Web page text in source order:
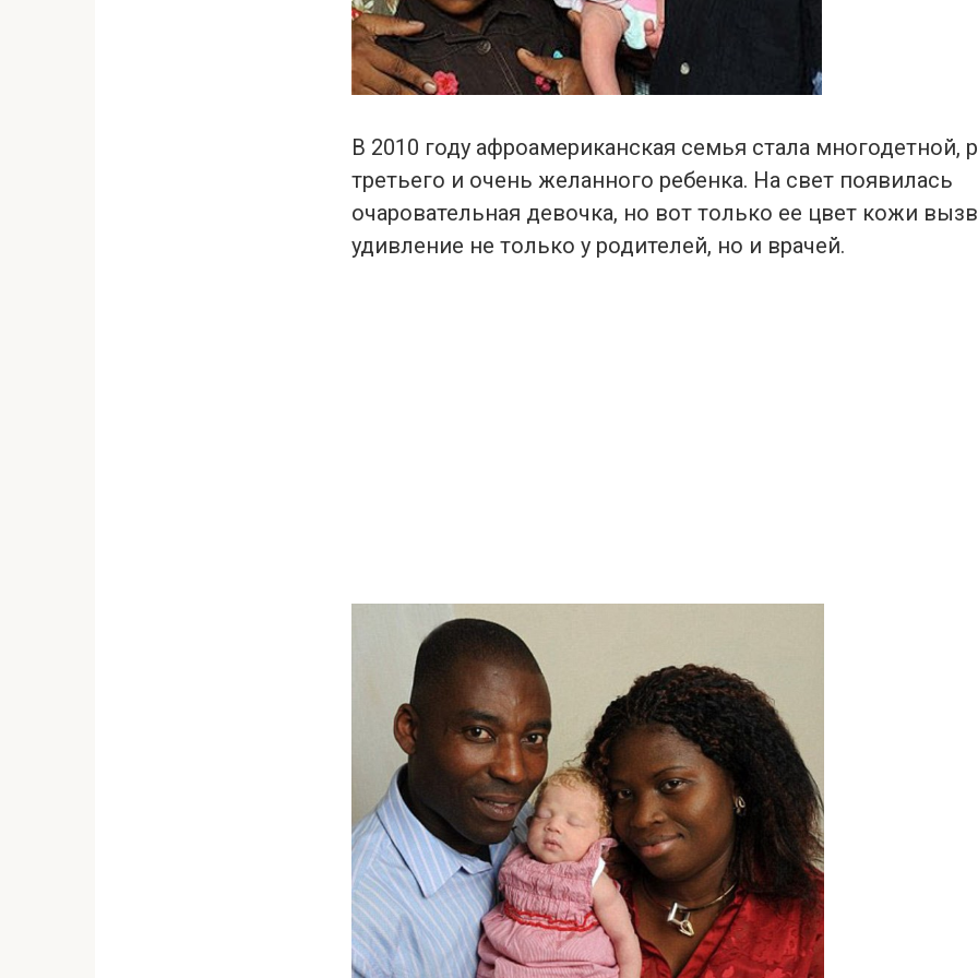
В 2010 году афроамериканская семья стала многодетной,
третьего и очень желанного ребенка. На свет появилась
очаровательная девочка, но вот только ее цвет кожи
удивление не только у родителей, но и врачей.